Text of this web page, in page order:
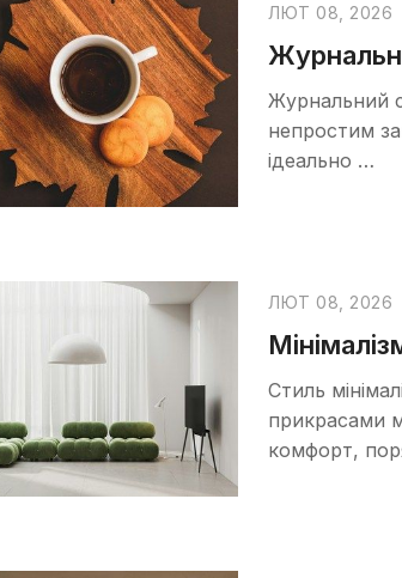
ЛЮТ 08, 2026
Журнальний
непростим
ідеально …
ЛЮТ 08, 2026
Стиль
прикрасами
комфорт,